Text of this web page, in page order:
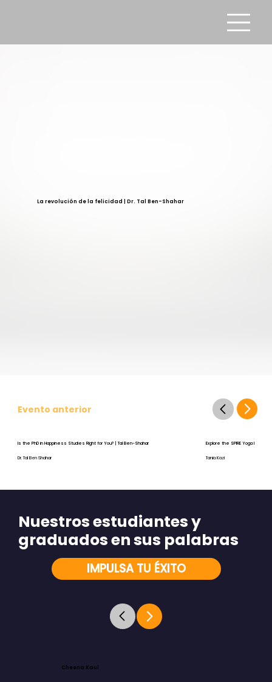
La revolución de la felicidad | Dr. Tal Ben-Shahar
IMPULSA TU ÉXITO
Nuestros estudiantes y
graduados en sus palabras
Cheena Kaul
Evento anterior
Is the PhD in Happiness Studies Right for You? | Tal Ben-Shahar
Dr. Tal Ben Shahar
Explore the SPIRE Yoga Program
Tania Kazi